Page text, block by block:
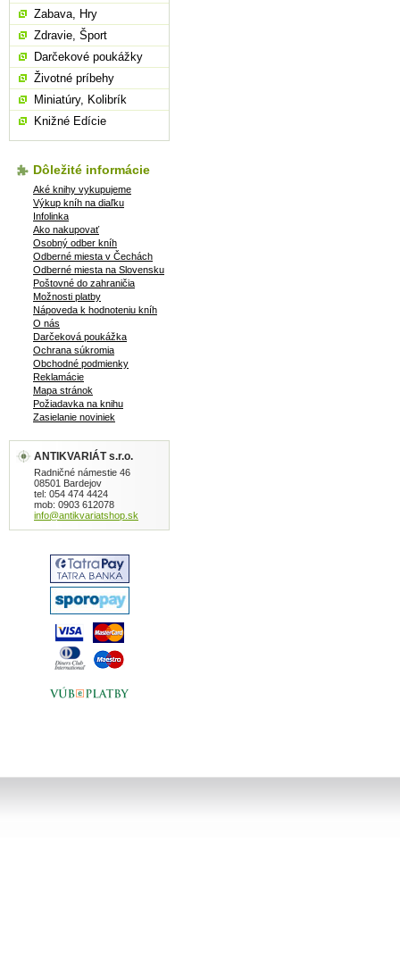
Zabava, Hry
Zdravie, Šport
Darčekové poukážky
Životné príbehy
Miniatúry, Kolibrík
Knižné Edície
Dôležité informácie
Aké knihy vykupujeme
Výkup kníh na diaľku
Infolinka
Ako nakupovať
Osobný odber kníh
Odberné miesta v Čechách
Odberné miesta na Slovensku
Poštovné do zahraničia
Možnosti platby
Nápoveda k hodnoteniu kníh
O nás
Darčeková poukážka
Ochrana súkromia
Obchodné podmienky
Reklamácie
Mapa stránok
Požiadavka na knihu
Zasielanie noviniek
ANTIKVARIÁT s.r.o.
Radničné námestie 46
08501 Bardejov
tel: 054 474 4424
mob: 0903 612078
info@antikvariatshop.sk